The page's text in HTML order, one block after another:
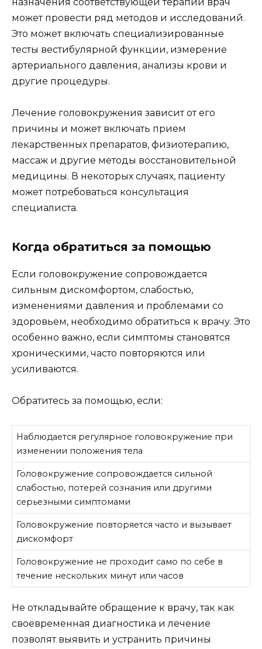
может провести ряд методов и исследований.
Это может включать специализированные
тесты вестибулярной функции, измерение
артериального давления, анализы крови и
другие процедуры.
Лечение головокружения зависит от его
причины и может включать прием
лекарственных препаратов, физиотерапию,
массаж и другие методы восстановительной
медицины. В некоторых случаях, пациенту
может потребоваться консультация
специалиста.
Когда обратиться за помощью
Если головокружение сопровождается
сильным дискомфортом, слабостью,
изменениями давления и проблемами со
здоровьем, необходимо обратиться к врачу. Это
особенно важно, если симптомы становятся
хроническими, часто повторяются или
усиливаются.
Обратитесь за помощью, если:
Наблюдается регулярное головокружение при
изменении положения тела
Головокружение сопровождается сильной
слабостью, потерей сознания или другими
серьезными симптомами
Головокружение повторяется часто и вызывает
дискомфорт
Головокружение не проходит само по себе в
течение нескольких минут или часов
Не откладывайте обращение к врачу, так как
своевременная диагностика и лечение
позволят выявить и устранить причины